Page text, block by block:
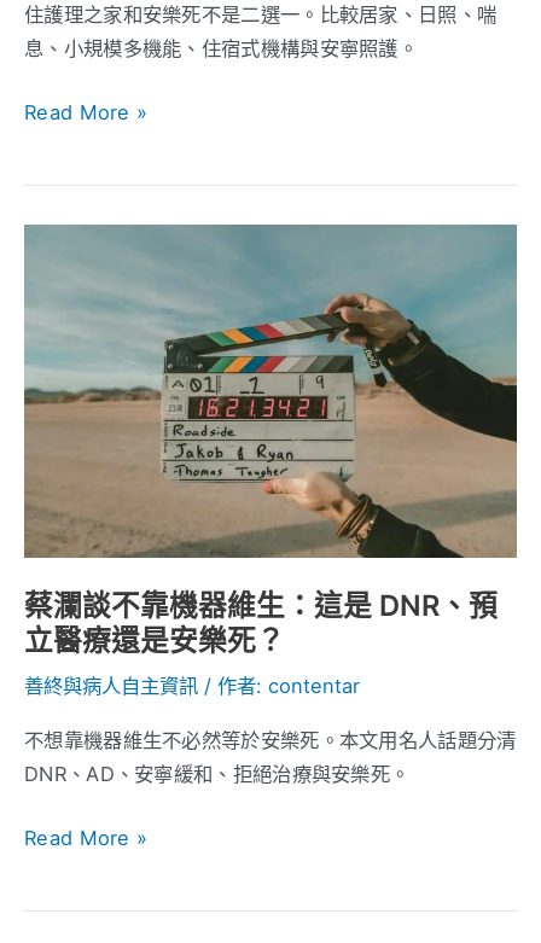
住護理之家和安樂死不是二選一。比較居家、日照、喘
息、小規模多機能、住宿式機構與安寧照護。
選
項、
民
與
策
Read More »
蔡瀾談不靠機器維生：這是 DNR、預
立醫療還是安樂死？
善終與病人自主資訊 / 作者: contentar
不想靠機器維生不必然等於安樂死。本文用名人話題分清
DNR、AD、安寧緩和、拒絕治療與安樂死。
談
機
生：
這
DNR、
預
立
療
還
安
死？
Read More »